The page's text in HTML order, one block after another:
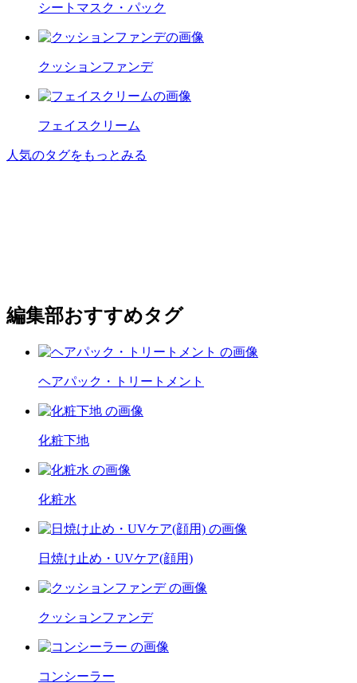
シートマスク・パック
クッションファンデ
フェイスクリーム
人気のタグをもっとみる
編集部おすすめタグ
ヘアパック・トリートメント
化粧下地
化粧水
日焼け止め・UVケア(顔用)
クッションファンデ
コンシーラー